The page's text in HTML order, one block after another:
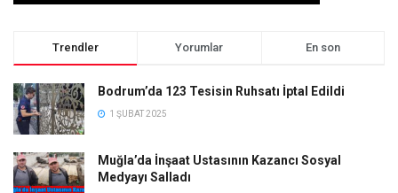
Trendler Yorumlar En son
Bodrum’da 123 Tesisin Ruhsatı İptal Edildi
1 ŞUBAT 2025
Muğla’da İnşaat Ustasının Kazancı Sosyal
Medyayı Salladı